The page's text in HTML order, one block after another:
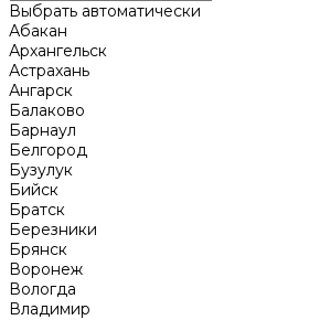
Выбрать автоматически
Абакан
Архангельск
Астрахань
Ангарск
Балаково
Барнаул
Белгород
Бузулук
Бийск
Братск
Березники
Брянск
Воронеж
Вологда
Владимир